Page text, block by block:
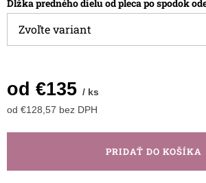
Dĺžka predného dielu od pleca po spodok
od €135 / ks
od €128,57 bez DPH
cena:
PRIDAŤ DO KOŠÍKA